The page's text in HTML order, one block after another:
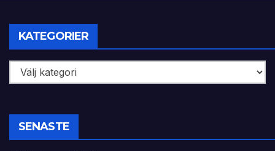
KATEGORIER
Kategorier
SENASTE